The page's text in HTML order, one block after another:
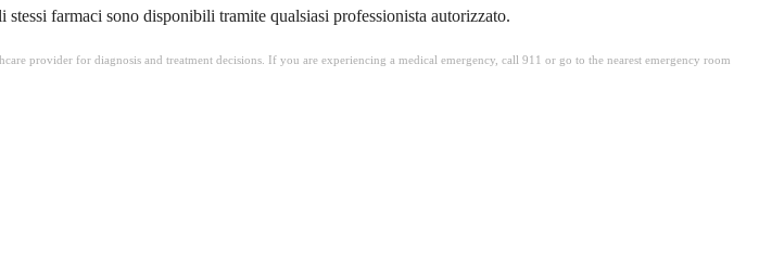
farmaci sono disponibili tramite qualsiasi professionista autorizzato.
provider for diagnosis and treatment decisions. If you are experiencing a medical emergency, call 911 or go to the nearest emergency room